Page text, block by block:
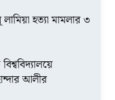
হত্যা মামলার ৩
আলীর